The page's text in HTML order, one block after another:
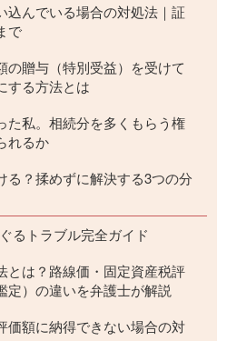
込んでいる場合の対処法｜証
で
の贈与（特別受益）を受けて
する方法とは
た私。相続分を多くもらう権
れるか
る？揉めずに解決する3つの分
るトラブル完全ガイド
とは？路線価・固定資産税評
定）の違いを弁護士が解説
価額に納得できない場合の対